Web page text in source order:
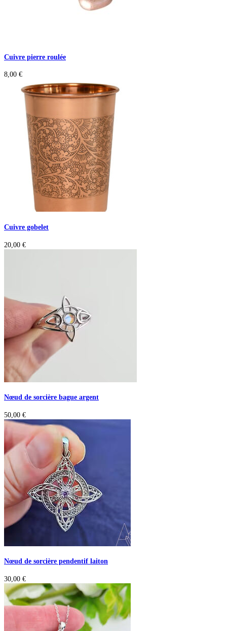
Cuivre pierre roulée
8,00 €
Cuivre gobelet
20,00 €
Nœud de sorcière bague argent
50,00 €
Nœud de sorcière pendentif laiton
30,00 €